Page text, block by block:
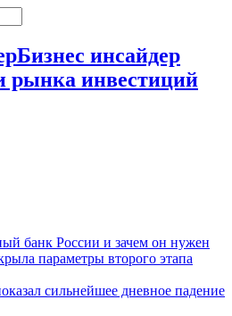
Бизнес инсайдер
рынка инвестиций
банк России и зачем он нужен
параметры второго этапа
сильнейшее дневное падение